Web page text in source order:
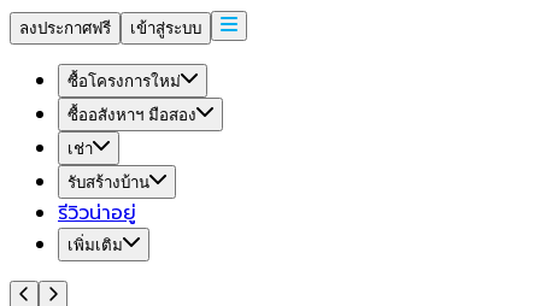
ลงประกาศฟรี เข้าสู่ระบบ
ซื้อโครงการใหม่
ซื้ออสังหาฯ มือสอง
เช่า
รับสร้างบ้าน
รีวิวน่าอยู่
เพิ่มเติม